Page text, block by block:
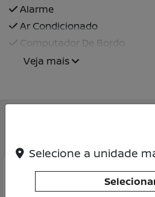
Alarme
Ar Condicionado
Computador De Bordo
Veja mais
Selecione a unidade